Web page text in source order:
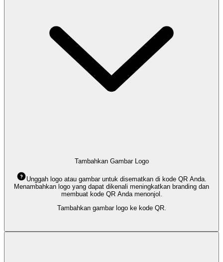
Tambahkan Gambar Logo
Unggah logo atau gambar untuk disematkan di kode QR Anda.
Menambahkan logo yang dapat dikenali meningkatkan branding dan
membuat kode QR Anda menonjol.
Tambahkan gambar logo ke kode QR.